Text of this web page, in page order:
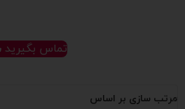
تماس بگیرید
مرتب سازی بر اساس